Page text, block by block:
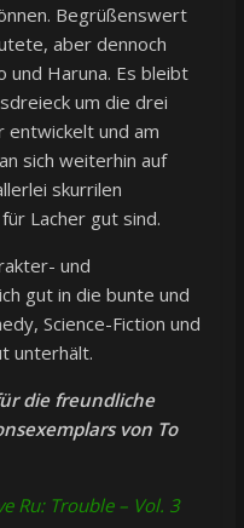
Begrüßenswert
aber dennoch
und Haruna. Es bleibt
um die drei
und am
sich weiterhin auf
skurrilen
Lacher gut sind.
und
gut in die bunte und
Science-Fiction und
unterhält.
die freundliche
von To
Ru: Trouble – Vol. 3